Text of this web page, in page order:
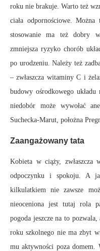
roku nie brakuje. Warto też
ciała odpornościowe.
stosowanie ma też dobry
zmniejsza ryzyko chorób
po urodzeniu. Należy też
– zwłaszcza witaminy C i
budowy ośrodkowego
niedobór może wywołać
Suchecka-Marut, położna
Zaangażowany tata
Kobieta w ciąży, zwłaszcza
odpoczynku i spokoju. A
kilkulatkiem nie zawsze
nieoceniona jest tutaj rola
pogoda jeszcze na to
roku szkolnego nie ma zbyt
mu aktywności poza domem.